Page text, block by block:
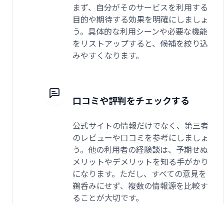
まず、自分がそのサービスを利用する
目的や期待する効果を明確にしましょ
う。具体的な利用シーンや必要な機能
をリストアップすると、候補を絞り込
みやすくなります。
口コミや評判をチェックする
公式サイトの情報だけでなく、第三者
のレビューや口コミを参考にしましょ
う。他の利用者の経験談は、予期せぬ
メリットやデメリットを知る手がかり
になります。ただし、すべての意見を
鵜呑みにせず、複数の情報源を比較す
ることが大切です。